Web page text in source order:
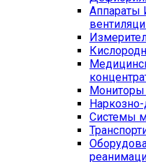
Аппараты
Мониторы
Системы